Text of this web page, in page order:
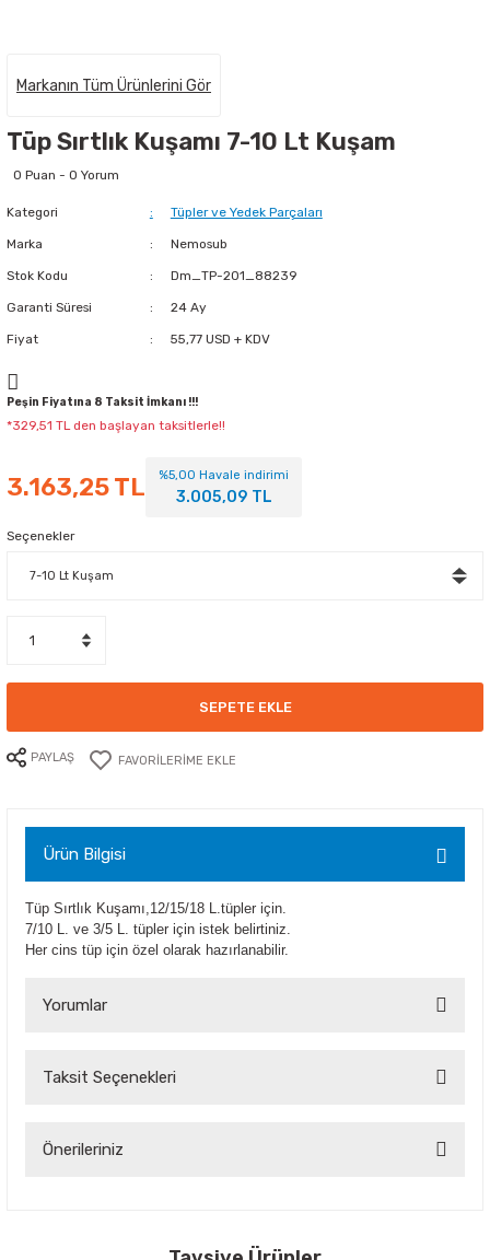
Markanın Tüm Ürünlerini Gör
Tüp Sırtlık Kuşamı 7-10 Lt Kuşam
0 Puan - 0 Yorum
Kategori Tüpler ve Yedek Parçaları
Marka Nemosub
Stok Kodu Dm_TP-201_88239
Garanti Süresi 24 Ay
Fiyat 55,77 USD + KDV
Peşin Fiyatına 8 Taksit İmkanı !!!
*329,51 TL den başlayan taksitlerle!!
3.163,25 TL %5,00 Havale indirimi
3.005,09 TL
Seçenekler
SEPETE EKLE
PAYLAŞ
Ürün Bilgisi
Tüp Sırtlık Kuşamı,12/15/18 L.tüpler için.
7/10 L. ve 3/5 L. tüpler için istek belirtiniz.
Her cins tüp için özel olarak hazırlanabilir.
Yorumlar
Bu ürüne ilk yorumu siz yapın!
Taksit Seçenekleri
Önerileriniz
Görüş ve önerileriniz için teşekkür ederiz.